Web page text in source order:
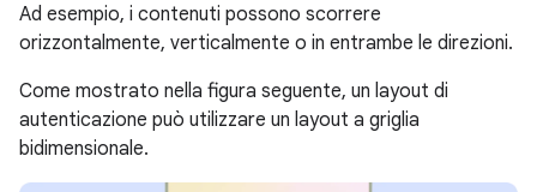
Ad esempio, i contenuti possono scorrere
orizzontalmente, verticalmente o in entrambe le direzioni.
Come mostrato nella figura seguente, un layout di
autenticazione può utilizzare un layout a griglia
bidimensionale.